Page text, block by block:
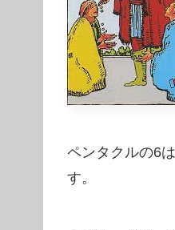
ペンタクルの6
す。